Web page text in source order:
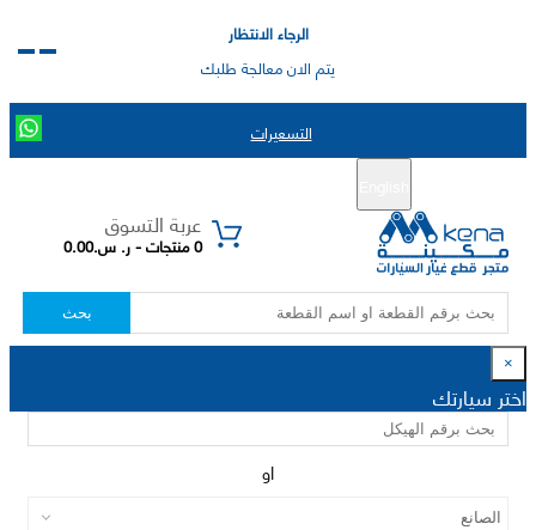
الرجاء الانتظار
يتم الان معالجة طلبك
التسعيرات
عربة التسوق
0 منتجات - ر. س.0.00
بحث
×
اختر سيارتك
او